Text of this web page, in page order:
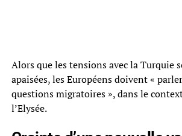
Alors que les tensions avec la Turquie
apaisées, les Européens doivent «
questions migratoires », dans le
l’Elysée.